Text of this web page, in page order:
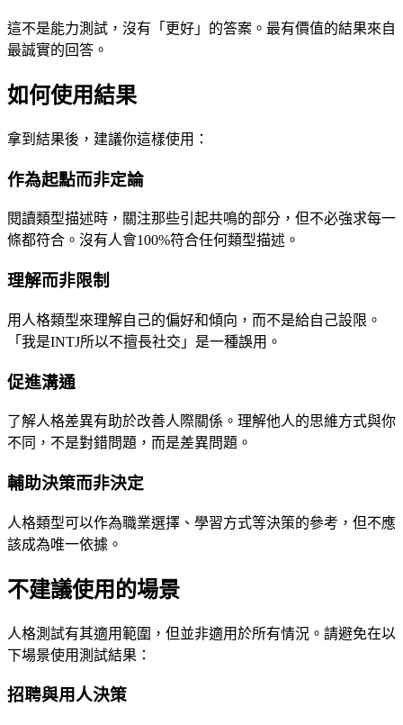
這不是能力測試，沒有「更好」的答案。最有價值的結果來自
最誠實的回答。
如何使用結果
拿到結果後，建議你這樣使用：
作為起點而非定論
閱讀類型描述時，關注那些引起共鳴的部分，但不必強求每一
條都符合。沒有人會100%符合任何類型描述。
理解而非限制
用人格類型來理解自己的偏好和傾向，而不是給自己設限。
「我是INTJ所以不擅長社交」是一種誤用。
促進溝通
了解人格差異有助於改善人際關係。理解他人的思維方式與你
不同，不是對錯問題，而是差異問題。
輔助決策而非決定
人格類型可以作為職業選擇、學習方式等決策的參考，但不應
該成為唯一依據。
不建議使用的場景
人格測試有其適用範圍，但並非適用於所有情況。請避免在以
下場景使用測試結果：
招聘與用人決策